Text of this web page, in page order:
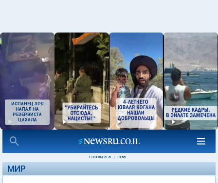
ИСПАНЕЦ ЗРЯ
НАПАЛ НА
РЕЗЕРВИСТА
ЦАХАЛА
12 ИЮЛЯ 2020 03:55
МИР